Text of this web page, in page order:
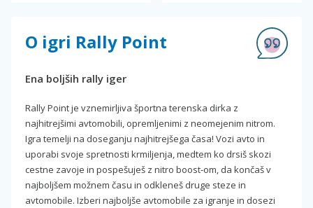
O igri Rally Point
Ena boljših rally iger
Rally Point je vznemirljiva športna terenska dirka z
najhitrejšimi avtomobili, opremljenimi z neomejenim nitrom.
Igra temelji na doseganju najhitrejšega časa! Vozi avto in
uporabi svoje spretnosti krmiljenja, medtem ko drsiš skozi
cestne zavoje in pospešuješ z nitro boost-om, da končaš v
najboljšem možnem času in odkleneš druge steze in
avtomobile. Izberi najboljše avtomobile za igranje in dosezi